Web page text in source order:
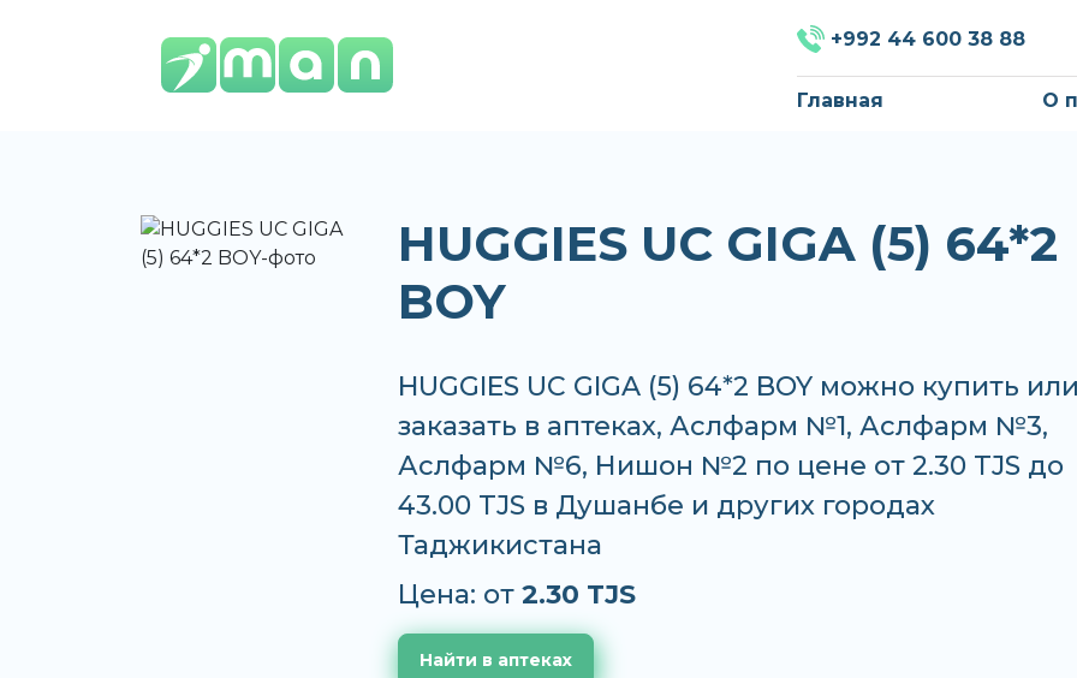
+992 44 600 38 88
Главная О
HUGGIES UC GIGA (5) 64*2
BOY
HUGGIES UC GIGA (5) 64*2 BOY можно купить или
заказать в аптеках, Аслфарм №1, Аслфарм №3,
Аслфарм №6, Нишон №2 по цене от 2.30 TJS до
43.00 TJS в Душанбе и других городах
Таджикистана
Цена: от 2.30 TJS
Найти в аптеках